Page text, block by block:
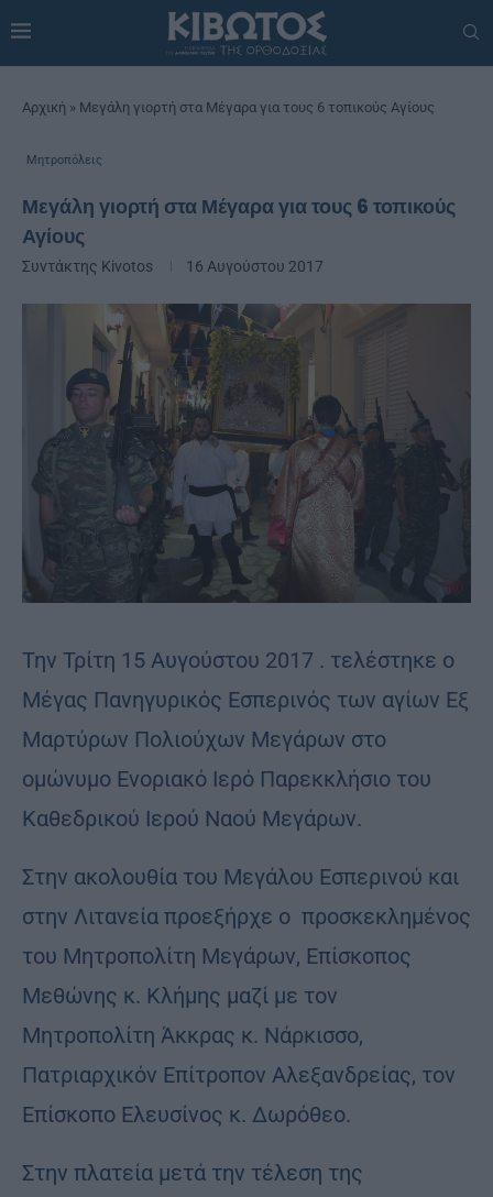
Αρχική » Μεγάλη γιορτή στα Μέγαρα για τους 6 τοπικούς Αγίους
Μητροπόλεις
Μεγάλη γιορτή στα Μέγαρα για τους 6 τοπικούς
Αγίους
Συντάκτης Kivotos 16 Αυγούστου 2017
Την Τρίτη 15 Αυγούστου 2017 . τελέστηκε ο
Μέγας Πανηγυρικός Εσπερινός των αγίων Εξ
Μαρτύρων Πολιούχων Μεγάρων στο
ομώνυμο Ενοριακό Ιερό Παρεκκλήσιο του
Καθεδρικού Ιερού Ναού Μεγάρων.
Στην ακολουθία του Μεγάλου Εσπερινού και
στην Λιτανεία προεξήρχε ο προσκεκλημένος
του Μητροπολίτη Μεγάρων, Επίσκοπος
Μεθώνης κ. Κλήμης μαζί με τον
Μητροπολίτη Άκκρας κ. Νάρκισσο,
Πατριαρχικόν Επίτροπον Αλεξανδρείας, τον
Επίσκοπο Ελευσίνος κ. Δωρόθεο.
Στην πλατεία μετά την τέλεση της